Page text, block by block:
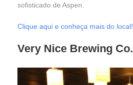
sofisticado de Aspen.
Clique aqui e conheça mais do local!
Very Nice Brewing Co.